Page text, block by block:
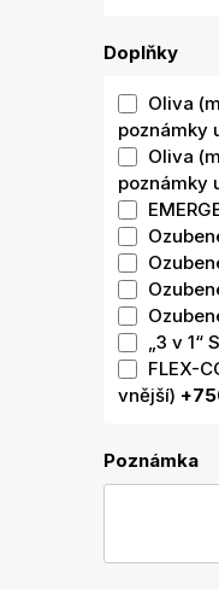
Doplňky
Oliva
poznámky
Oliva
poznámky
„3 v 1“
FLEX-
vnější)
Poznámka